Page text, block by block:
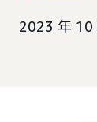
2023 年 10